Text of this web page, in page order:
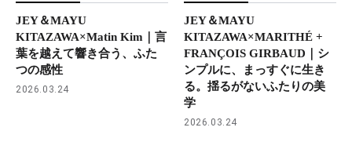
JEY＆MAYU
KITAZAWA×Matin Kim｜言
葉を越えて響き合う、ふた
つの感性
2026.03.24
JEY＆MAYU
KITAZAWA×MARITHÉ +
FRANÇOIS GIRBAUD｜シ
ンプルに、まっすぐに生き
る。揺るがないふたりの美
学
2026.03.24